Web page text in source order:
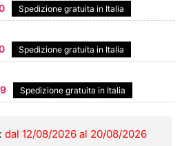
Il
prezzo
è:
Spedizione gratuita in Italia
Il
prezzo
è:
Spedizione gratuita in Italia
Il
prezzo
è:
Spedizione gratuita in Italia
dal 12/08/2026 al 20/08/2026